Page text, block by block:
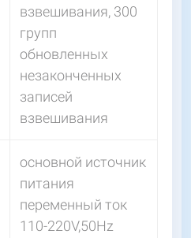
взвешивания, 300
групп
обновленных
незаконченных
записей
взвешивания
основной источник
питания
переменный ток
110-220V,50Hz